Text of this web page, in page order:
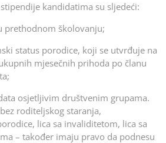
kandidatima su sljedeći:
prethodnom školovanju;
status porodice, koji se utvrđuje na
mjesečnih prihoda po članu
osjetljivim društvenim grupama.
roditeljskog staranja,
lica sa invaliditetom, lica sa
– također imaju pravo da podnesu